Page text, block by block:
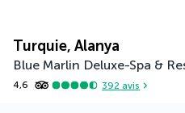
Turquie, Alanya
Blue Marlin Deluxe-Spa &
4,6 392 avis